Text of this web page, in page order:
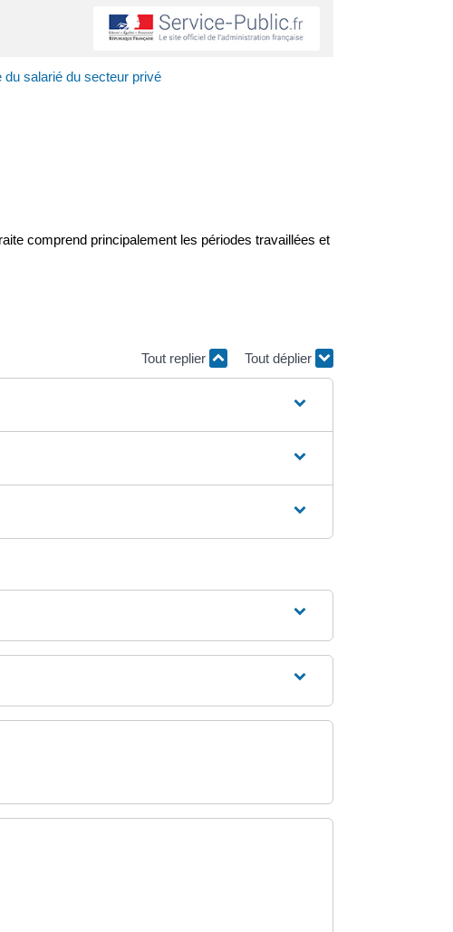
salarié du secteur privé
comprend principalement les périodes travaillées et
Tout replier
Tout déplier